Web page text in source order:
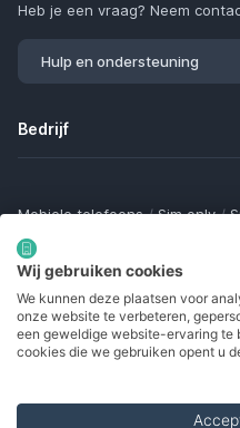
Heb je een vraag? Neem
Hulp en ondersteuning
Bedrijf
Mobiele telefoons / Sim only /
Smartwatches
Bluetooth trackers / Opladers
Samsung Galaxy
Gamingtelefoons / Foldables /
Seniorentelefoons /
Wij gebruiken cookies
We kunnen deze plaatsen voor
onze website te verbeteren,
een geweldige website-ervaring te
cookies die we gebruiken opent u